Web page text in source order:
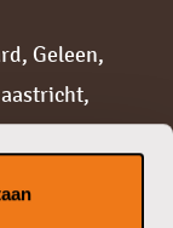
Geleen,
,